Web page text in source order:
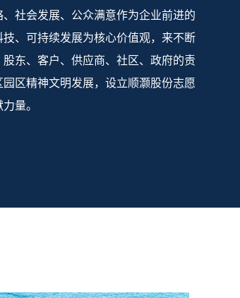
社会发展、公众满意作为企业前进的
、可持续发展为核心价值观，来不断
东、客户、供应商、社区、政府的责
区精神文明发展，设立顺灏股份志愿
量。